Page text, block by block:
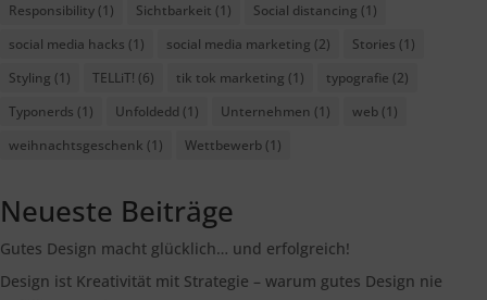
Responsibility (1) Sichtbarkeit (1) Social distancing (1)
social media hacks (1) social media marketing (2) Stories (1)
Styling (1) TELLiT! (6) tik tok marketing (1) typografie (2)
Typonerds (1) Unfoldedd (1) Unternehmen (1) web (1)
weihnachtsgeschenk (1) Wettbewerb (1)
Neueste Beiträge
Gutes Design macht glücklich… und erfolgreich!
Design ist Kreativität mit Strategie – warum gutes Design nie